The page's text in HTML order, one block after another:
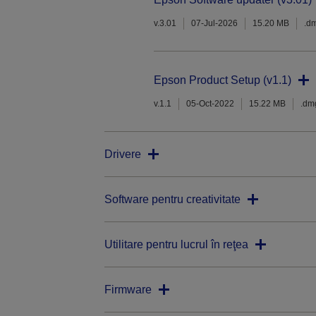
v.3.01 07-Jul-2026 15.20 MB
Epson Product Setup (v1.1)
v.1.1 05-Oct-2022 15.22 MB
Drivere
Software pentru creativitate
Utilitare pentru lucrul în reţea
Firmware